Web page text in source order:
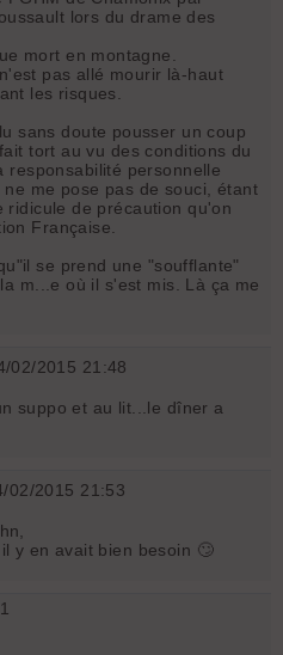
lors du drame des
mort en montagne.
pas allé mourir là-haut
les risques.
sans doute pousser un coup
tort au vu des conditions du
responsabilité personnelle
me pose pas de souci, étant
ridicule de précaution qu'on
Française.
se prend une "soufflante"
m...e où il s'est mis. Là ça me
02/2015 21:48
suppo et au lit...le dîner a
02/2015 21:53
y en avait bien besoin 🙄